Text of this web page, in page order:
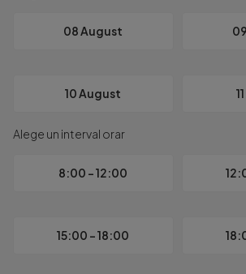
08 August
10 August
Alege un interval orar
8:00 - 12:00
15:00 - 18:00